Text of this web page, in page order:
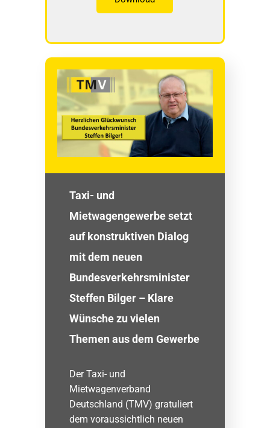
Taxi- und
Mietwagengewerbe setzt
auf konstruktiven Dialog
mit dem neuen
Bundesverkehrsminister
Steffen Bilger – Klare
Wünsche zu vielen
Themen aus dem Gewerbe
Der Taxi- und
Mietwagenverband
Deutschland (TMV) gratuliert
dem voraussichtlich neuen